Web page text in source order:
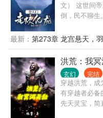
过往，誓要
文） 这世间
倒，民不聊生
许世间有龙。
上，俯瞰万物
来，重生成蛇
龙。
最新： 第273章 龙宫悬天，
洪荒：我
玄幻 完结
穿越洪荒，成
有穿越者必备
先天灵宝，简